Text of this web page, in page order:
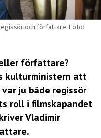
och författare. Foto:
författare?
kulturministern att
ju både regissör
roll i filmskapandet
Vladimir